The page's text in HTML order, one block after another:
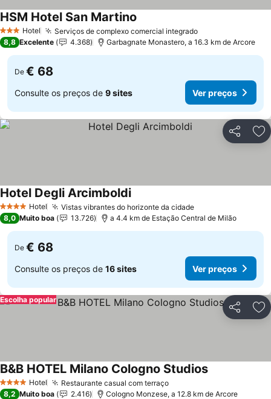
3 EstrelasHotel Serviços de complexo comercial integrado
HSM Hotel San Martino
8,8 Excelente 4.368 Garbagnate Monastero, a 16.3 km de Arcore
De € 68
Consulte os preços de 9 sites Ver preços
Partilhar
4 EstrelasHotel Vistas vibrantes do horizonte da cidade
Hotel Degli Arcimboldi
8,0 Muito boa 13.726 a 4.4 km de Estação Central de Milão
De € 68
Consulte os preços de 16 sites Ver preços
Partilhar
Escolha popular
4 EstrelasHotel Restaurante casual com terraço
B&B HOTEL Milano Cologno Studios
8,2 Muito boa 2.416 Cologno Monzese, a 12.8 km de Arcore